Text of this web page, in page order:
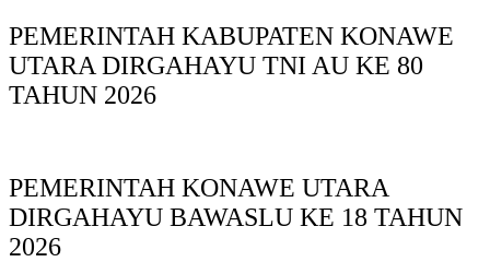
PEMERINTAH KABUPATEN KONAWE
UTARA DIRGAHAYU TNI AU KE 80
TAHUN 2026
PEMERINTAH KONAWE UTARA
DIRGAHAYU BAWASLU KE 18 TAHUN
2026